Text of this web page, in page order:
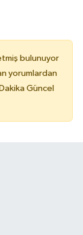
bulunuyor
yorumlardan
Güncel